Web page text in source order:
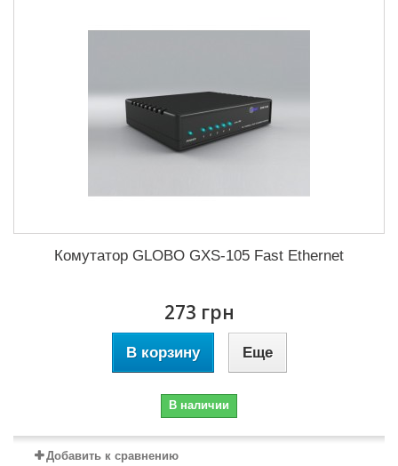
Комутатор GLOBO GXS-105 Fast Ethernet
273 грн
В корзину Еще
В наличии
Добавить к сравнению